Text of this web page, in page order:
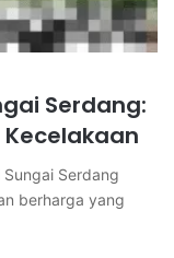
Serdang:
Serdang
berharga yang